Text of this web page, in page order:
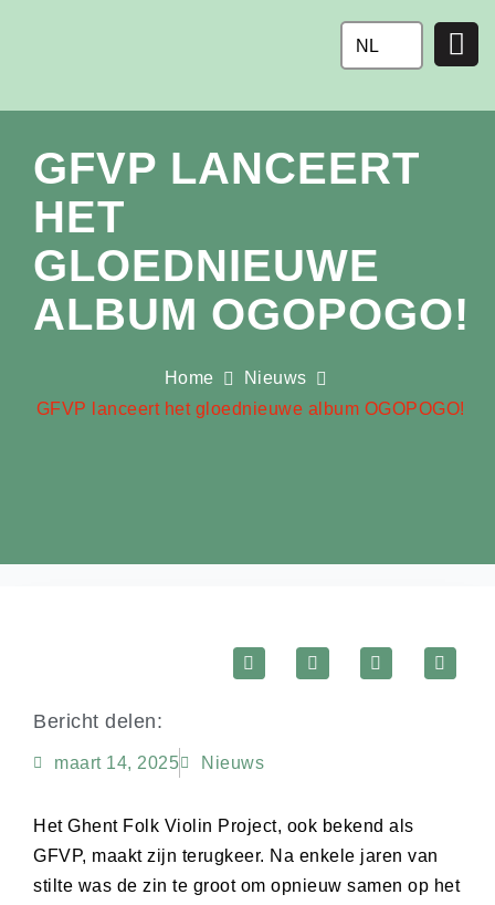
NL
GFVP LANCEERT
HET
GLOEDNIEUWE
ALBUM OGOPOGO!
Home
Nieuws
GFVP lanceert het gloednieuwe album OGOPOGO!
Bericht delen:
maart 14, 2025 Nieuws
Het Ghent Folk Violin Project, ook bekend als
GFVP, maakt zijn terugkeer. Na enkele jaren van
stilte was de zin te groot om opnieuw samen op het